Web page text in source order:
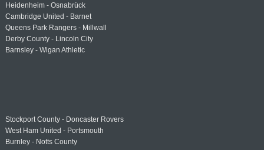
Heidenheim - Osnabrück
Cambridge United - Barnet
Queens Park Rangers - Millwall
Derby County - Lincoln City
Barnsley - Wigan Athletic
Stockport County - Doncaster Rovers
West Ham United - Portsmouth
Burnley - Notts County